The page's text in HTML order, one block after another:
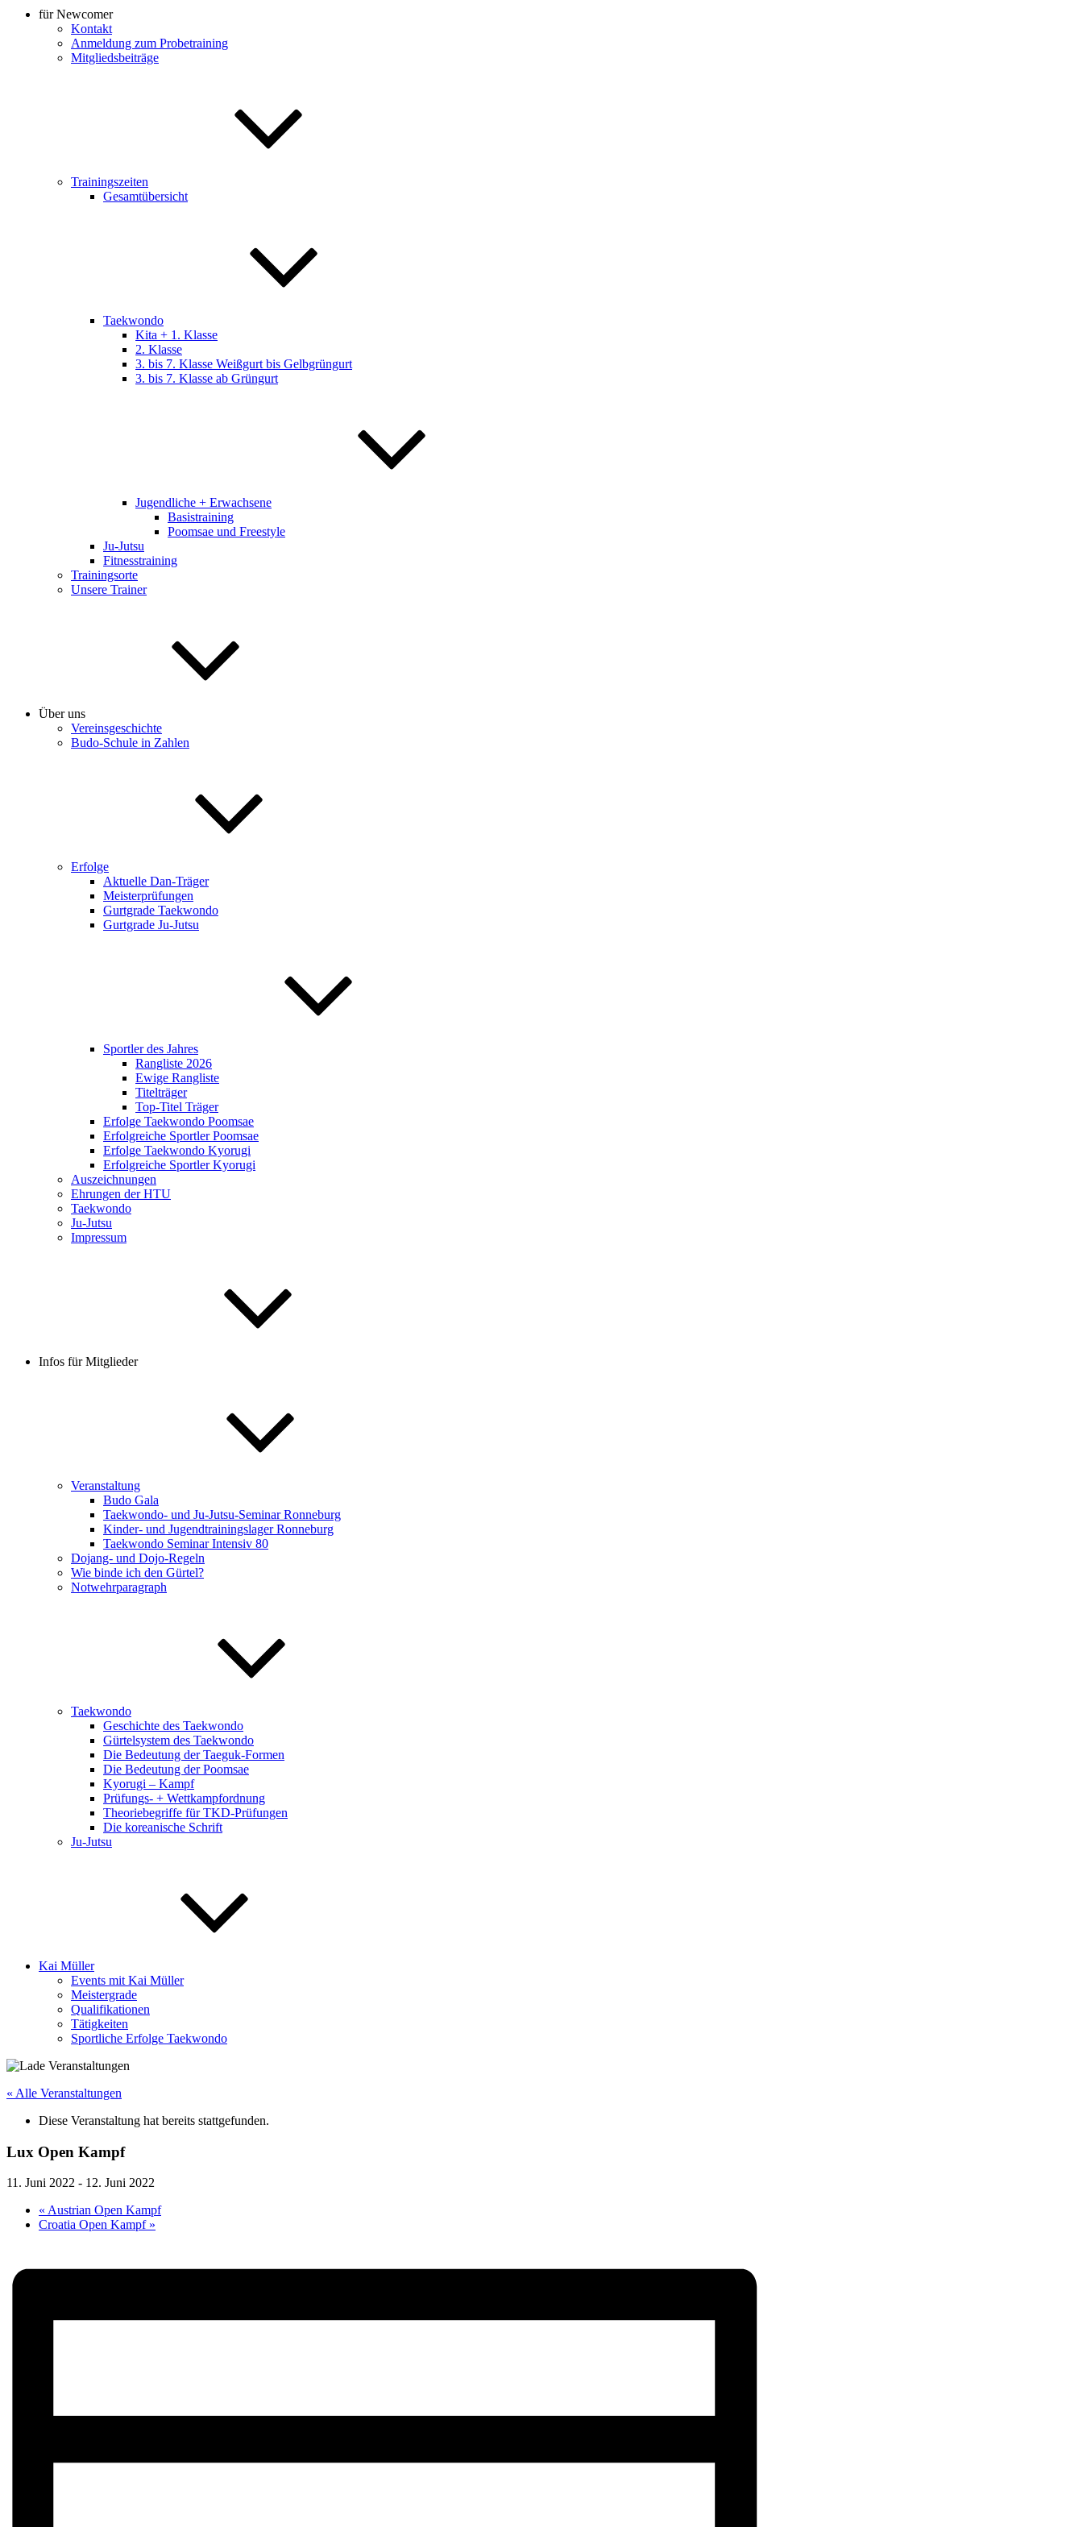
für Newcomer
Kontakt
Anmeldung zum Probetraining
Mitgliedsbeiträge
Trainingszeiten
Gesamtübersicht
Taekwondo
Kita + 1. Klasse
2. Klasse
3. bis 7. Klasse Weißgurt bis Gelbgrüngurt
3. bis 7. Klasse ab Grüngurt
Jugendliche + Erwachsene
Basistraining
Poomsae und Freestyle
Ju-Jutsu
Fitnesstraining
Trainingsorte
Unsere Trainer
Über uns
Vereinsgeschichte
Budo-Schule in Zahlen
Erfolge
Aktuelle Dan-Träger
Meisterprüfungen
Gurtgrade Taekwondo
Gurtgrade Ju-Jutsu
Sportler des Jahres
Rangliste 2026
Ewige Rangliste
Titelträger
Top-Titel Träger
Erfolge Taekwondo Poomsae
Erfolgreiche Sportler Poomsae
Erfolge Taekwondo Kyorugi
Erfolgreiche Sportler Kyorugi
Auszeichnungen
Ehrungen der HTU
Taekwondo
Ju-Jutsu
Impressum
Infos für Mitglieder
Veranstaltung
Budo Gala
Taekwondo- und Ju-Jutsu-Seminar Ronneburg
Kinder- und Jugendtrainingslager Ronneburg
Taekwondo Seminar Intensiv 80
Dojang- und Dojo-Regeln
Wie binde ich den Gürtel?
Notwehrparagraph
Taekwondo
Geschichte des Taekwondo
Gürtelsystem des Taekwondo
Die Bedeutung der Taeguk-Formen
Die Bedeutung der Poomsae
Kyorugi – Kampf
Prüfungs- + Wettkampfordnung
Theoriebegriffe für TKD-Prüfungen
Die koreanische Schrift
Ju-Jutsu
Kai Müller
Events mit Kai Müller
Meistergrade
Qualifikationen
Tätigkeiten
Sportliche Erfolge Taekwondo
« Alle Veranstaltungen
Diese Veranstaltung hat bereits stattgefunden.
Lux Open Kampf
11. Juni 2022 - 12. Juni 2022
« Austrian Open Kampf
Croatia Open Kampf »